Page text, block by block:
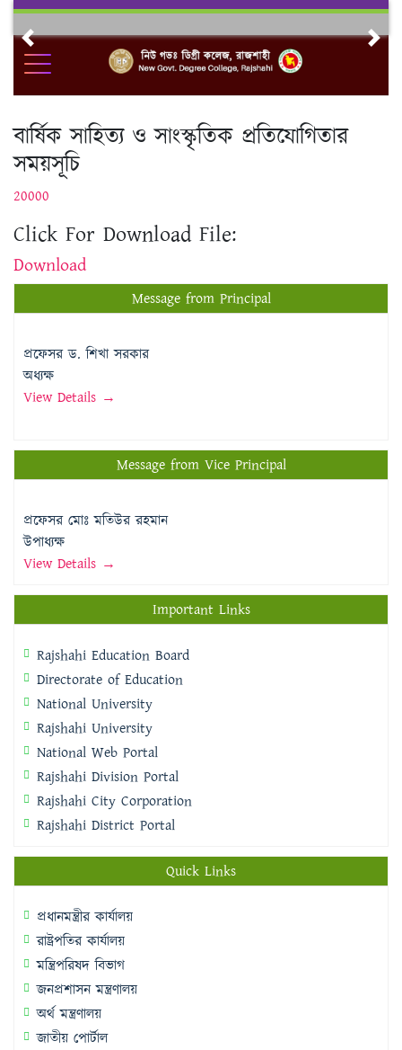
Skip
contentPrevious
বার্ষিক সাহিত্য ও সাংস্কৃতিক প্রতিযোগিতার
সময়সূচি
20000
Click For Download File:
Download
Message from Principal
প্রফেসর ড. শিখা সরকার
অধ্যক্ষ
View Details →
Message from Vice Principal
প্রফেসর মোঃ মতিউর রহমান
উপাধ্যক্ষ
View Details →
Important Links
Rajshahi Education Board
Directorate of Education
National University
Rajshahi University
National Web Portal
Rajshahi Division Portal
Rajshahi City Corporation
Rajshahi District Portal
Quick Links
প্রধানমন্ত্রীর কার্যালয়
রাষ্ট্রপতির কার্যালয়
মন্ত্রিপরিষদ বিভাগ
জনপ্রশাসন মন্ত্রণালয়
অর্থ মন্ত্রণালয়
জাতীয় পোর্টাল